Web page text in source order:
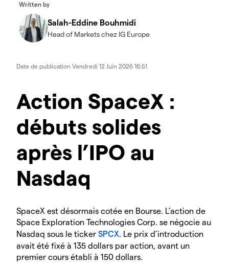
Written by
Salah-Eddine Bouhmidi
Head of Markets chez IG Europe
Date de publication Vendredi 12 Juin 2026 16:51
Action SpaceX :
débuts solides
après l’IPO au
Nasdaq
SpaceX est désormais cotée en Bourse. L’action de
Space Exploration Technologies Corp. se négocie au
Nasdaq sous le ticker SPCX. Le prix d’introduction
avait été fixé à 135 dollars par action, avant un
premier cours établi à 150 dollars.